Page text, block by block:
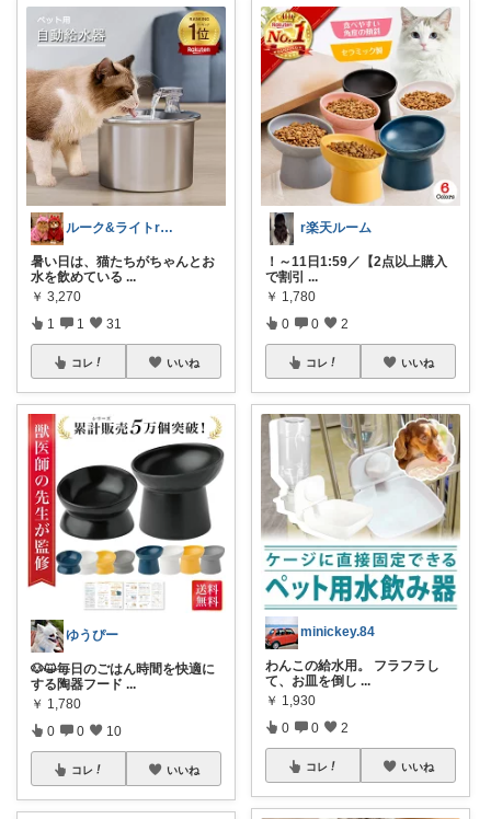
ルーク&ライトroom
暑い日は、猫たちがちゃんとお
水を飲めている ...
￥ 3,270
1 1 31
コレ いいね
ゆうぴー
🐶😺毎日のごはん時間を快適に
する陶器フード ...
￥ 1,780
0 0 10
コレ いいね
r楽天ルーム
！～11日1:59／【2点以上購入
で割引 ...
￥ 1,780
0 0 2
コレ いいね
minickey.84
わんこの給水用。 フラフラし
て、お皿を倒し ...
￥ 1,930
0 0 2
コレ いいね